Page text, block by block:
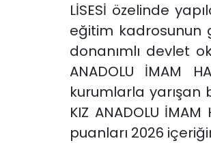
LİSESİ özelinde
eğitim kadrosunun
donanımlı devlet
ANADOLU İMAM
kurumlarla yarışan
KIZ ANADOLU
puanları 2026